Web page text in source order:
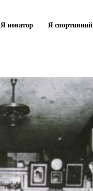
Я новатор Я спортивний